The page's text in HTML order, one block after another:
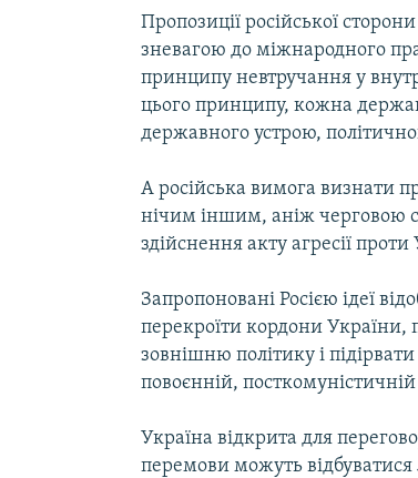
Пропозиції російської
зневагою до міжнародного
принципу невтручання у
цього принципу, кожна
державного устрою,
А російська вимога визнати
нічим іншим, аніж черговою
здійснення акту агресії
Запропоновані Росією ідеї
перекроїти кордони України,
зовнішню політику і
повоєнній,
Україна відкрита для
перемови можуть відбуватися